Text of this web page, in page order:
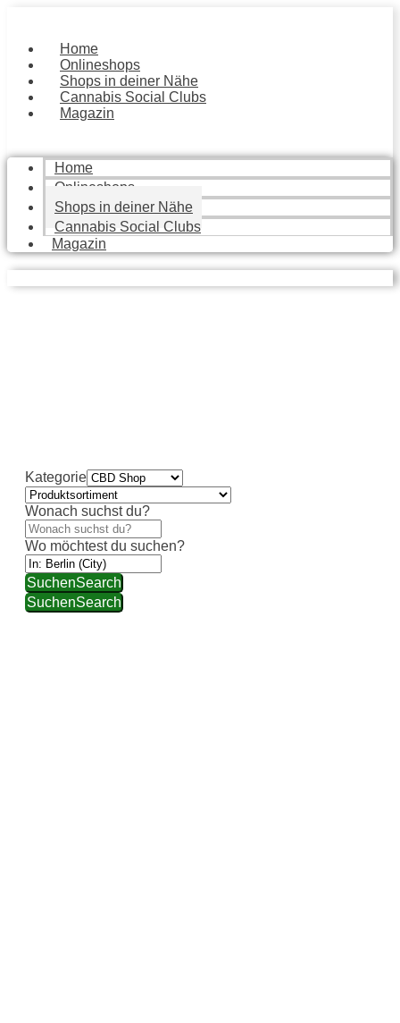
springenHome
Onlineshops
Shops in deiner Nähe
Cannabis Social Clubs
Magazin
Home
Onlineshops
Shops in deiner Nähe
Cannabis Social Clubs
Magazin
Kategorie
Wonach suchst du?
Wo möchtest du suchen?
SuchenSearch
SuchenSearch